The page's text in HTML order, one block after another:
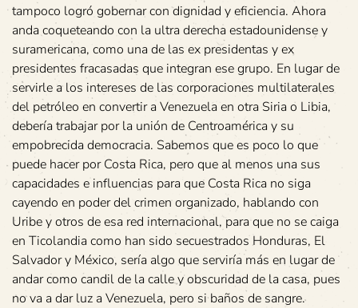
tampoco logró gobernar con dignidad y eficiencia. Ahora
anda coqueteando con la ultra derecha estadounidense y
suramericana, como una de las ex presidentas y ex
presidentes fracasadas que integran ese grupo. En lugar de
servirle a los intereses de las corporaciones multilaterales
del petróleo en convertir a Venezuela en otra Siria o Libia,
debería trabajar por la unión de Centroamérica y su
empobrecida democracia. Sabemos que es poco lo que
puede hacer por Costa Rica, pero que al menos una sus
capacidades e influencias para que Costa Rica no siga
cayendo en poder del crimen organizado, hablando con
Uribe y otros de esa red internacional, para que no se caiga
en Ticolandia como han sido secuestrados Honduras, El
Salvador y México, sería algo que serviría más en lugar de
andar como candil de la calle y obscuridad de la casa, pues
no va a dar luz a Venezuela, pero si baños de sangre.